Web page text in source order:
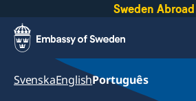
Sweden Abroad
SvenskaEnglishPortuguês